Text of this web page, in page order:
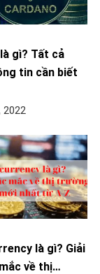
gì? Tất cả
tin cần biết
2022
là gì? Giải
về thị…